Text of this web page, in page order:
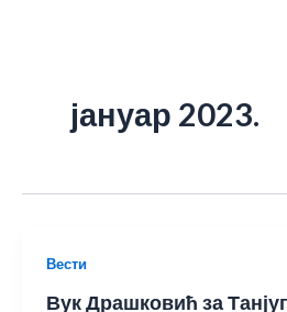
јануар 2023.
Вести
Вук Драшковић за